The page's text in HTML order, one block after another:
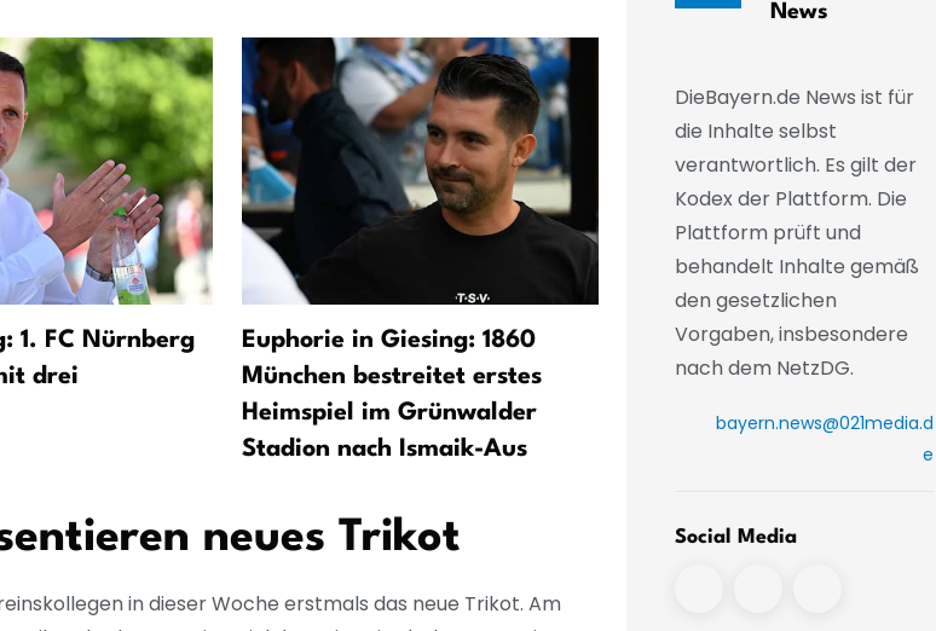
1. FC Nürnberg
drei
Euphorie in Giesing: 1860
München bestreitet erstes
Heimspiel im Grünwalder
Stadion nach Ismaik-Aus
Kompany weckt
auf großes Bayern-Jahr
neues Trikot
in dieser Woche erstmals das neue Trikot. Am
News
DieBayern.de News ist für
die Inhalte selbst
verantwortlich. Es gilt der
Kodex der Plattform. Die
Plattform prüft und
behandelt Inhalte gemäß
den gesetzlichen
Vorgaben, insbesondere
nach dem NetzDG.
bayern.news@021media.d
e
Social Media